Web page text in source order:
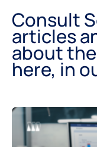
Consult
articles
about
here, in